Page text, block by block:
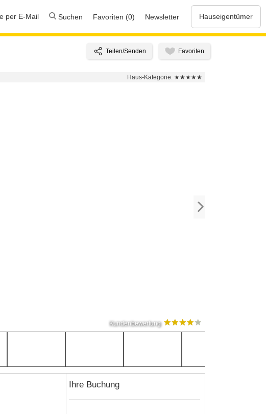
per E-Mail Suchen Favoriten (0) Newsletter Hauseigentümer
Haus-Kategorie: ★★★★★
Kundenbewertung
Ihre Buchung